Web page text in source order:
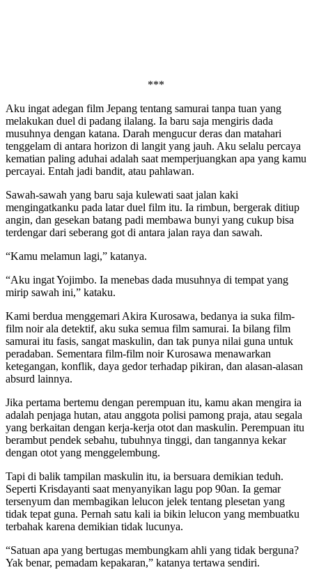
***
Aku ingat adegan film Jepang tentang samurai tanpa tuan yang
melakukan duel di padang ilalang. Ia baru saja mengiris dada
musuhnya dengan katana. Darah mengucur deras dan matahari
tenggelam di antara horizon di langit yang jauh. Aku selalu percaya
kematian paling aduhai adalah saat memperjuangkan apa yang kamu
percayai. Entah jadi bandit, atau pahlawan.
Sawah-sawah yang baru saja kulewati saat jalan kaki
mengingatkanku pada latar duel film itu. Ia rimbun, bergerak ditiup
angin, dan gesekan batang padi membawa bunyi yang cukup bisa
terdengar dari seberang got di antara jalan raya dan sawah.
“Kamu melamun lagi,” katanya.
“Aku ingat Yojimbo. Ia menebas dada musuhnya di tempat yang
mirip sawah ini,” kataku.
Kami berdua menggemari Akira Kurosawa, bedanya ia suka film-
film noir ala detektif, aku suka semua film samurai. Ia bilang film
samurai itu fasis, sangat maskulin, dan tak punya nilai guna untuk
peradaban. Sementara film-film noir Kurosawa menawarkan
ketegangan, konflik, daya gedor terhadap pikiran, dan alasan-alasan
absurd lainnya.
Jika pertama bertemu dengan perempuan itu, kamu akan mengira ia
adalah penjaga hutan, atau anggota polisi pamong praja, atau segala
yang berkaitan dengan kerja-kerja otot dan maskulin. Perempuan itu
berambut pendek sebahu, tubuhnya tinggi, dan tangannya kekar
dengan otot yang menggelembung.
Tapi di balik tampilan maskulin itu, ia bersuara demikian teduh.
Seperti Krisdayanti saat menyanyikan lagu pop 90an. Ia gemar
tersenyum dan membagikan lelucon jelek tentang plesetan yang
tidak tepat guna. Pernah satu kali ia bikin lelucon yang membuatku
terbahak karena demikian tidak lucunya.
“Satuan apa yang bertugas membungkam ahli yang tidak berguna?
Yak benar, pemadam kepakaran,” katanya tertawa sendiri.